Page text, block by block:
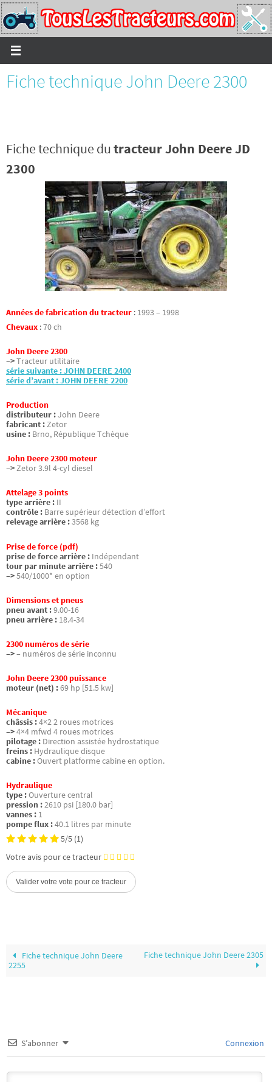
Passer
vers
le
contenu
Fiche technique John Deere 2300
Fiche technique dutracteur John Deere JD
2300
Années de fabrication du tracteur : 1993 – 1998
Chevaux :70 ch
John Deere 2300
–>Tracteur utilitaire
série suivante : JOHN DEERE 2400
série d’avant : JOHN DEERE 2200
Production
distributeur :John Deere
fabricant :Zetor
usine : Brno, République Tchèque
John Deere 2300 moteur
–>Zetor 3.9l 4-cyl diesel
Attelage 3 points
type arrière : II
contrôle : Barre supérieur détection d’effort
relevage arrière :3568 kg
Prise de force (pdf)
prise de force arrière : Indépendant
tour par minute arrière :540
–>540/1000* en option
Dimensions et pneus
pneu avant :9.00-16
pneu arrière : 18.4-34
2300 numéros de série
–>– numéros de série inconnu
John Deere 2300 puissance
moteur (net) :69 hp [51.5 kw]
Mécanique
châssis :4×2 2 roues motrices
–>4×4 mfwd 4 roues motrices
pilotage : Direction assistée hydrostatique
freins : Hydraulique disque
cabine :Ouvert platforme cabine en option.
Hydraulique
type :Ouverture central
pression :2610 psi [180.0 bar]
vannes : 1
pompe flux :40.1 litres par minute
5/5 (1)
Votre avis pour ce tracteur
Fiche technique John Deere
2255
Fiche technique John Deere 2305
S’abonner Connexion